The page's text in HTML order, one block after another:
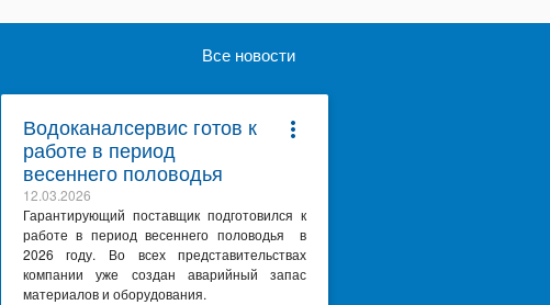
Все новости
more_vert
Водоканалсервис готов к
работе в период
весеннего половодья
12.03.2026
Гарантирующий поставщик подготовился к
работе в период весеннего половодья в
2026 году. Во всех представительствах
компании уже создан аварийный запас
материалов и оборудования.